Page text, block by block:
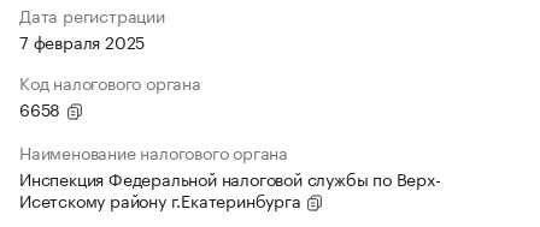
Дата регистрации
7 февраля 2025
Код налогового органа
6658
Наименование налогового органа
Инспекция Федеральной налоговой службы по Верх-
Исетскому району г.Екатеринбурга